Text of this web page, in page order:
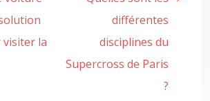
visiter la
différentes
disciplines du
Supercross de Paris
?